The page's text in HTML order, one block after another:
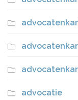
advocatie